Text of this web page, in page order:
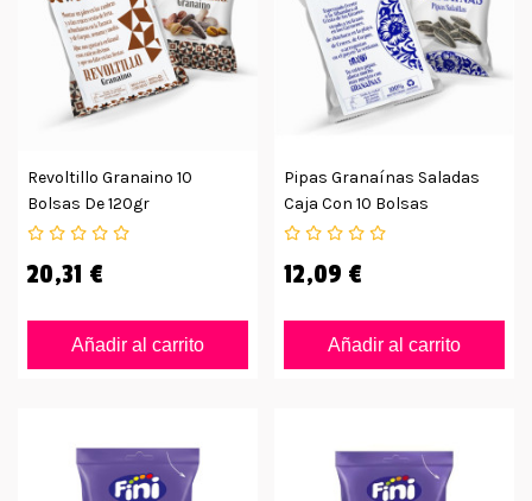
Revoltillo Granaino 10
Bolsas De 120gr
20,31 €
Añadir al carrito
Pipas Granaínas Saladas
Caja Con 10 Bolsas
12,09 €
Añadir al carrito